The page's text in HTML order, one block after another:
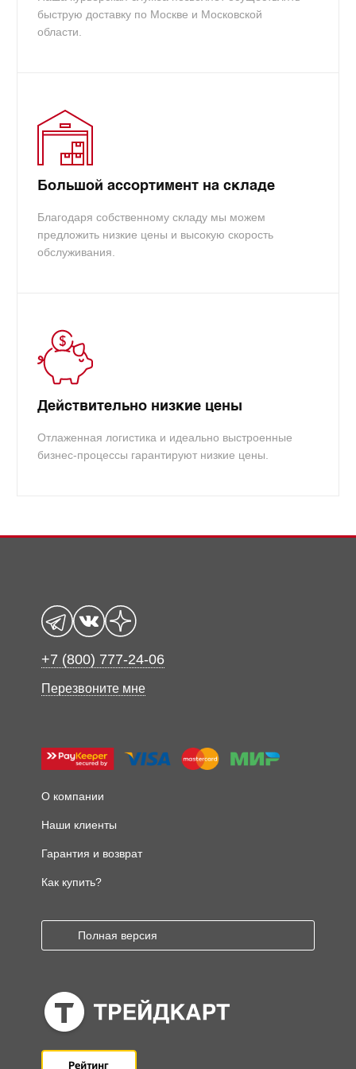
быструю доставку по Москве и Московской
области.
Большой ассортимент на складе
Благодаря собственному складу мы можем
предложить низкие цены и высокую скорость
обслуживания.
Действительно низкие цены
Отлаженная логистика и идеально выстроенные
бизнес-процессы гарантируют низкие цены.
+7 (800) 777-24-06
Перезвоните мне
О компании
Наши клиенты
Гарантия и возврат
Как купить?
Полная версия